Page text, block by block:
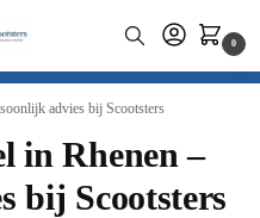
0
advies bij Scootsters
in Rhenen –
bij Scootsters